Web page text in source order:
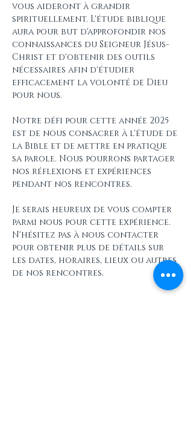
vous aideront à grandir
spirituellement. L'étude biblique
aura pour but d'approfondir nos
connaissances du Seigneur Jésus-
Christ et d'obtenir des outils
nécessaires afin d'étudier
efficacement la volonté de Dieu
pour nous.
Notre défi pour cette année 2025
est de nous consacrer à l'étude de
la Bible et de mettre en pratique
sa parole. Nous pourrons partager
nos réflexions et expériences
pendant nos rencontres.
Je serais heureux de vous compter
parmi nous pour cette expérience.
N'hésitez pas à nous contacter
pour obtenir plus de détails sur
les dates, horaires, lieux ou autres
de nos rencontres.